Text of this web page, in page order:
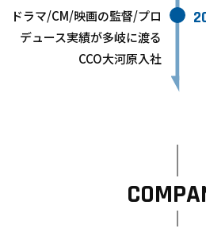
ドラマ/CM/映画の監督/プロ
デュース実績が多岐に渡る
CCO大河原入社